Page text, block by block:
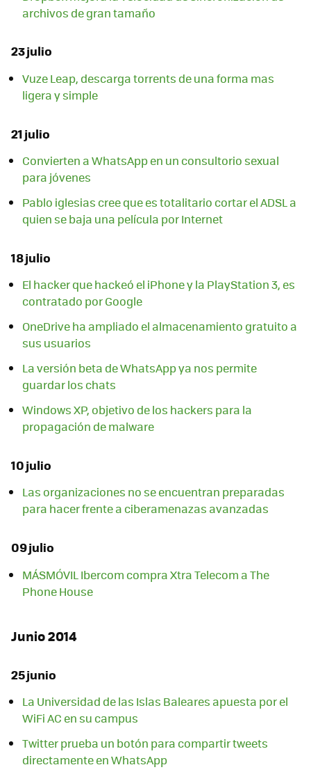
archivos de gran tamaño
23 julio
Vuze Leap, descarga torrents de una forma mas
ligera y simple
21 julio
Convierten a WhatsApp en un consultorio sexual
para jóvenes
Pablo iglesias cree que es totalitario cortar el ADSL a
quien se baja una película por Internet
18 julio
El hacker que hackeó el iPhone y la PlayStation 3, es
contratado por Google
OneDrive ha ampliado el almacenamiento gratuito a
sus usuarios
La versión beta de WhatsApp ya nos permite
guardar los chats
Windows XP, objetivo de los hackers para la
propagación de malware
10 julio
Las organizaciones no se encuentran preparadas
para hacer frente a ciberamenazas avanzadas
09 julio
MÁSMÓVIL Ibercom compra Xtra Telecom a The
Phone House
Junio 2014
25 junio
La Universidad de las Islas Baleares apuesta por el
WiFi AC en su campus
Twitter prueba un botón para compartir tweets
directamente en WhatsApp